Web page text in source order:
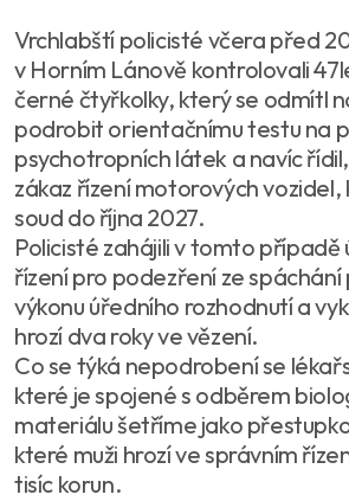
Vrchlabští policisté včera před
v Horním Lánově kontrolovali
černé čtyřkolky, který se odmítl
podrobit orientačnímu testu na
psychotropních látek a navíc
zákaz řízení motorových vozidel,
soud do října 2027.
Policisté zahájili v tomto případě
řízení pro podezření ze
výkonu úředního rozhodnutí a
hrozí dva roky ve vězení.
Co se týká nepodrobení se
které je spojené s odběrem
materiálu šetříme jako
které muži hrozí ve správním
tisíc korun.